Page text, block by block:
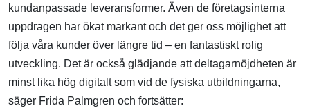
kundanpassade leveransformer. Även de företagsinterna
uppdragen har ökat markant och det ger oss möjlighet att
följa våra kunder över längre tid – en fantastiskt rolig
utveckling. Det är också glädjande att deltagarnöjdheten är
minst lika hög digitalt som vid de fysiska utbildningarna,
säger Frida Palmgren och fortsätter: